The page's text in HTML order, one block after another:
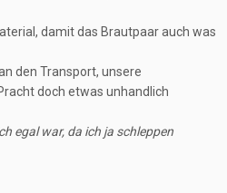
damit das Brautpaar auch was
den Transport, unsere
doch etwas unhandlich
egal war, da ich ja schleppen